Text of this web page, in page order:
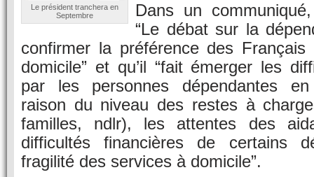
Le président tranchera en
Septembre
Dans un
“Le débat sur la
confirmer la préférence des
domicile” et qu’il “fait émerger les
par les personnes dépendantes
raison du niveau des restes à
familles, ndlr), les attentes des
difficultés financières de certains
fragilité des services à domicile”.